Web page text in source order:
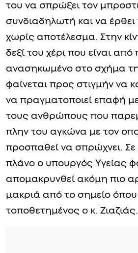
του να σπρώξει τον
συνδιαδηλωτή και να
χωρίς αποτέλεσμα. Στην
δεξί του χέρι που είναι από
ανασηκωμένο στο σχήμα
φαίνεται προς στιγμήν να
να πραγματοποιεί επαφή
τους ανθρώπους που
πλην του αγκώνα με τον
προσπαθεί να σπρώχνει. Σε
πλάνο ο υπουργός Υγείας
απομακρυνθεί ακόμη πιο
μακριά από το σημείο όπου
τοποθετημένος ο κ. Ζιαζιάς.